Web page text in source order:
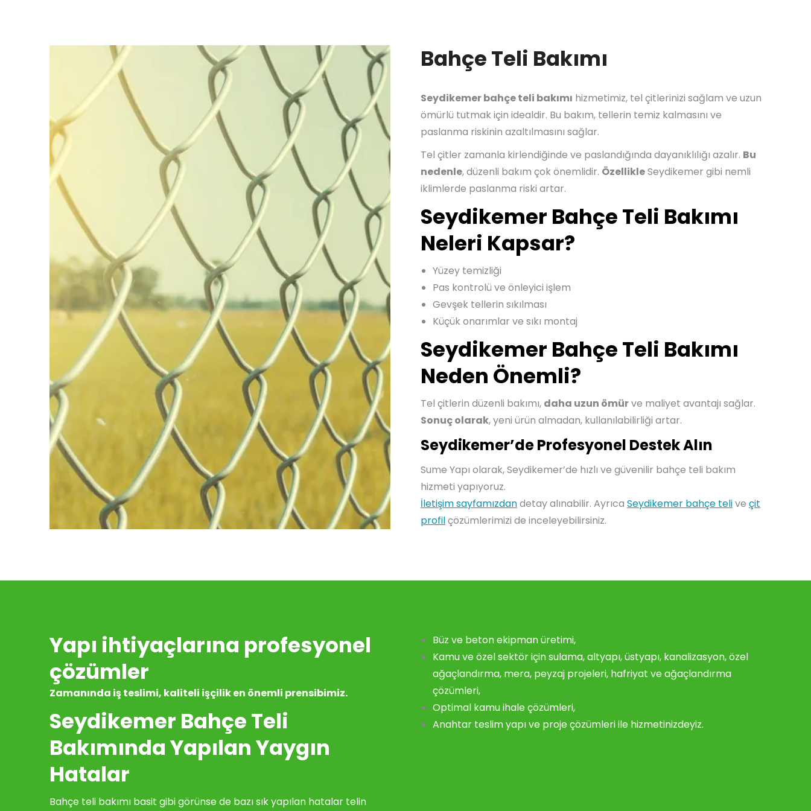
Bahçe Teli Bakımı
Seydikemer bahçe teli bakımı hizmetimiz, tel çitlerinizi sağlam ve uzun
ömürlü tutmak için idealdir. Bu bakım, tellerin temiz kalmasını ve
paslanma riskinin azaltılmasını sağlar.
Tel çitler zamanla kirlendiğinde ve paslandığında dayanıklılığı azalır. Bu
nedenle, düzenli bakım çok önemlidir. ÖzellikleSeydikemer gibi nemli
iklimlerde paslanma riski artar.
Seydikemer Bahçe Teli Bakımı
Neleri Kapsar?
Yüzey temizliği
Pas kontrolü ve önleyici işlem
Gevşek tellerin sıkılması
Küçük onarımlar ve sıkı montaj
Seydikemer Bahçe Teli Bakımı
Neden Önemli?
Tel çitlerin düzenli bakımı, daha uzun ömürve maliyet avantajı sağlar.
Sonuç olarak, yeni ürün almadan, kullanılabilirliği artar.
Seydikemer’de Profesyonel Destek Alın
Sume Yapı olarak, Seydikemer’de hızlı ve güvenilir bahçe teli bakım
hizmeti yapıyoruz.
İletişim sayfamızdandetay alınabilir. Ayrıca Seydikemer bahçe telive çit
profilçözümlerimizi de inceleyebilirsiniz.
Yapı ihtiyaçlarına profesyonel
çözümler
Zamanında iş teslimi, kaliteli işçilik en önemli prensibimiz.
Seydikemer Bahçe Teli
Bakımında Yapılan Yaygın
Hatalar
Bahçe teli bakımı basit gibi görünse de bazı sık yapılan hatalar telin
Büz ve beton ekipman üretimi,
Kamu ve özel sektör için sulama, altyapı, üstyapı, kanalizasyon, özel
ağaçlandırma, mera, peyzaj projeleri, hafriyat ve ağaçlandırma
çözümleri,
Optimal kamu ihale çözümleri,
Anahtar teslim yapı ve proje çözümleri ile hizmetinizdeyiz.